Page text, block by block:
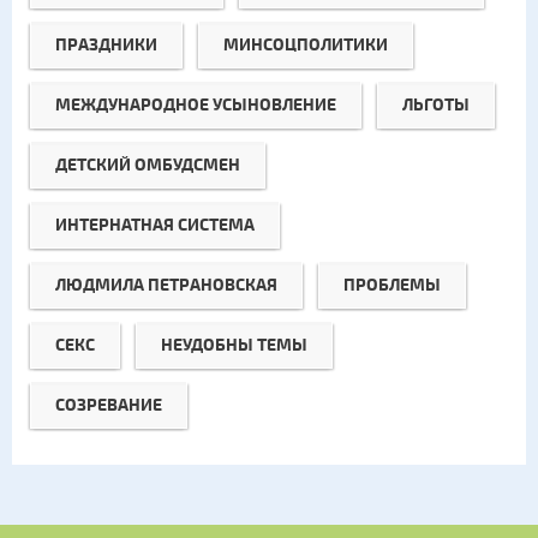
ПРАЗДНИКИ МИНСОЦПОЛИТИКИ
МЕЖДУНАРОДНОЕ УСЫНОВЛЕНИЕ ЛЬГОТЫ
ДЕТСКИЙ ОМБУДСМЕН
ИНТЕРНАТНАЯ СИСТЕМА
ЛЮДМИЛА ПЕТРАНОВСКАЯ ПРОБЛЕМЫ
СЕКС НЕУДОБНЫ ТЕМЫ
СОЗРЕВАНИЕ